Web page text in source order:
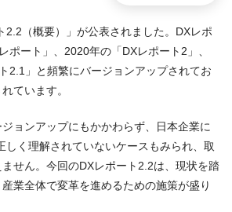
2.2（概要）」が公表されました。DXレポ
ポート」、2020年の「DXレポート2」、
2.1」と頻繁にバージョンアップされてお
ています。
ョンアップにもかかわらず、日本企業に
しく理解されていないケースもみられ、取
せん。今回のDXレポート2.2は、現状を踏
業全体で変革を進めるための施策が盛り